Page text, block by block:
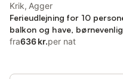
Krik, Agger
Ferieudlejning for 10
balkon og have, børnevenlig
fra636 kr.per nat